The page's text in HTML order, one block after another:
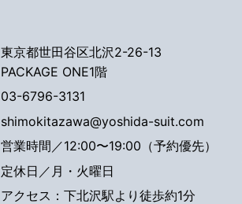
東京都世田谷区北沢2-26-13
PACKAGE ONE1階
03-6796-3131
shimokitazawa@yoshida-suit.com
営業時間／12:00〜19:00（予約優先）
定休日／月・火曜日
アクセス：下北沢駅より徒歩約1分